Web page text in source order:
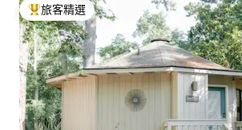
旅客精選榜首
旅客精選